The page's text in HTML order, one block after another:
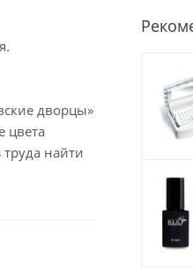
дворцы»
цвета
найти